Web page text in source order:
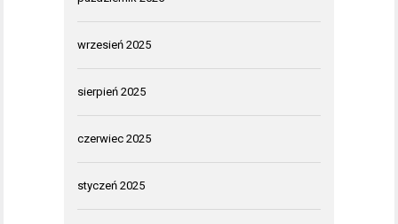
wrzesień 2025
sierpień 2025
czerwiec 2025
styczeń 2025